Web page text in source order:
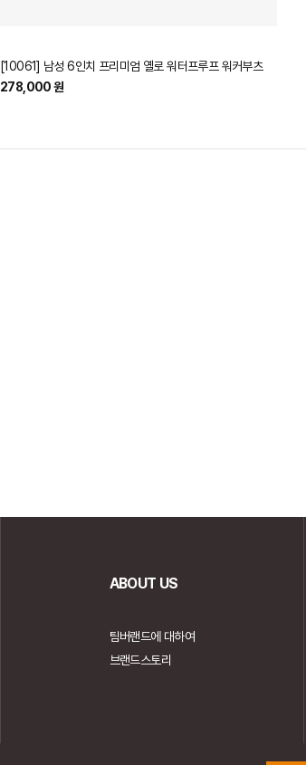
[10061] 남성 6인치 프리미엄 옐로 워터프루프 워커부츠
278,000 원
ABOUT US
팀버랜드에 대하여
브랜드스토리